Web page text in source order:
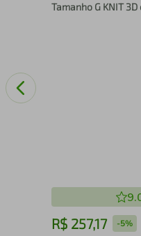
Tamanho G KNIT
R$ 257,17 -5%